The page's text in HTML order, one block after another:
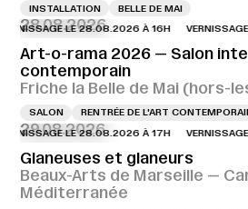
INSTALLATION BELLE DE MAI
28.08.2026
LE 28.08.2026 À 16H VERNISSAGE
Art-o-rama 2026 — Salon
contemporain
Friche la Belle de Mai (hors-
SALON RENTRÉE DE L'ART
29.08.2026
LE 28.08.2026 À 17H VERNISSAGE
Glaneuses et glaneurs
Beaux-Arts de Marseille —
Méditerranée